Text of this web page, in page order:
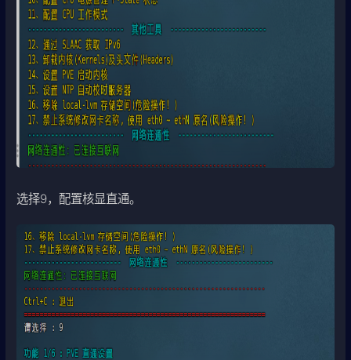
选择9，配置核显直通。